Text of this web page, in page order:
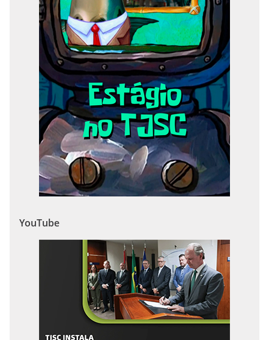
YouTube